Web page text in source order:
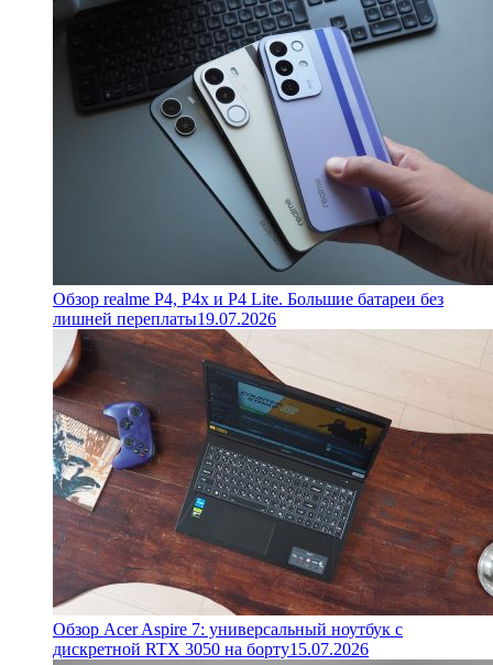
Обзор realme P4, P4x и P4 Lite. Большие батареи без
лишней переплаты19.07.2026
Обзор Acer Aspire 7: универсальный ноутбук с
дискретной RTX 3050 на борту15.07.2026